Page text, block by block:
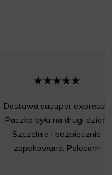
Dostawa suuuper express!!!
Paczka była na drugi dzień.
Szczelnie i bezpiecznie
zapakowana. Polecam